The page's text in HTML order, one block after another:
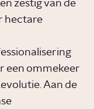
zestig van de
hectare
een ommekeer
Aan de